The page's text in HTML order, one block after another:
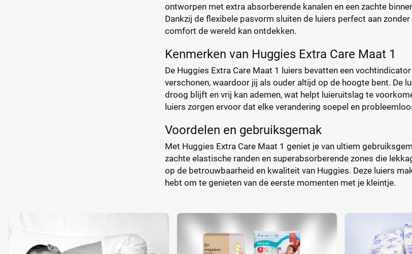
ontworpen met extra absorberende kanalen en een zachte
Dankzij de flexibele pasvorm sluiten de luiers perfect aan
comfort de wereld kan ontdekken.
Kenmerken van Huggies Extra Care Maat 1
De Huggies Extra Care Maat 1 luiers bevatten een
verschonen, waardoor jij als ouder altijd op de hoogte bent. De
droog blijft en vrij kan ademen, wat helpt luieruitslag te
luiers zorgen ervoor dat elke verandering soepel en
Voordelen en gebruiksgemak
Met Huggies Extra Care Maat 1 geniet je van ultiem
zachte elastische randen en superabsorberende zones die
op de betrouwbaarheid en kwaliteit van Huggies. Deze luiers
hebt om te genieten van de eerste momenten met je kleintje.